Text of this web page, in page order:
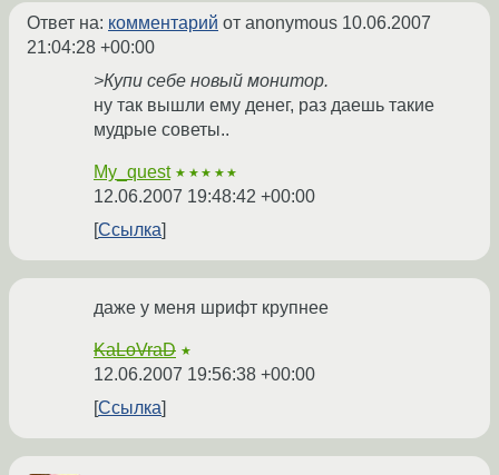
Ответ на: комментарий от anonymous 10.06.2007
21:04:28 +00:00
>Купи себе новый монитор.
ну так вышли ему денег, раз даешь такие
мудрые советы..
My_quest ★★★★★
12.06.2007 19:48:42 +00:00
Ссылка
даже у меня шрифт крупнее
KaLoVraD ★
12.06.2007 19:56:38 +00:00
Ссылка